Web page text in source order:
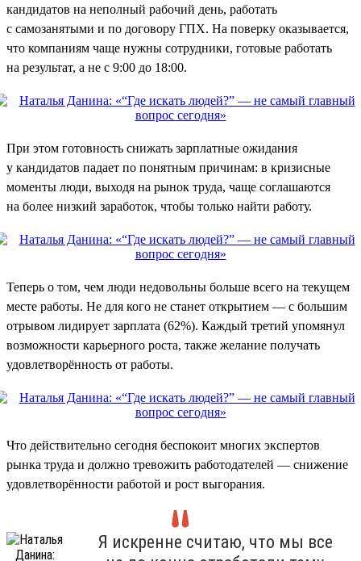
кандидатов на неполный рабочий день, работать
с самозанятыми и по договору ГПХ. На поверку оказывается,
что компаниям чаще нужны сотрудники, готовые работать
на результат, а не с 9:00 до 18:00.
При этом готовность снижать зарплатные ожидания
у кандидатов падает по понятным причинам: в кризисные
моменты люди, выходя на рынок труда, чаще соглашаются
на более низкий заработок, чтобы только найти работу.
Теперь о том, чем люди недовольны больше всего на текущем
месте работы. Не для кого не станет открытием — с большим
отрывом лидирует зарплата (62%). Каждый третий упомянул
возможности карьерного роста, также желание получать
удовлетворённость от работы.
Что действительно сегодня беспокоит многих экспертов
рынка труда и должно тревожить работодателей — снижение
удовлетворённости работой и рост выгорания.
Я искренне считаю, что мы все